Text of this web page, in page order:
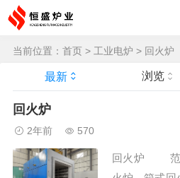
当前位置： 首页 > 工业电炉 > 回火炉
最新 浏览
回火炉
2年前 570
回火炉 范